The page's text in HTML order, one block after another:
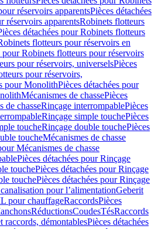
réservoirs apparentsPièces détachées
réservoirs apparentsRobinets flotteurs
détachées pour Robinets flotteurs
flotteurs pour réservoirs en
pour Robinets flotteurs pour réservoirs
pour réservoirs, universelsPièces
pour réservoirs,
pour MonolithPièces détachées pour
Mécanismes de chassePièces
de chasseRinçage interrompablePièces
Rinçage simple touchePièces
toucheRinçage double touchePièces
toucheMécanismes de chasse
Mécanismes de chasse
Pièces détachées pour Rinçage
touchePièces détachées pour Rinçage
touchePièces détachées pour Rinçage
pour l’alimentationGeberit
pour chauffageRaccordsPièces
RéductionsCoudesTésRaccords
raccords, démontablesPièces détachées